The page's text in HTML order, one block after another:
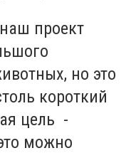
проект
но это
короткий
цель -
можно